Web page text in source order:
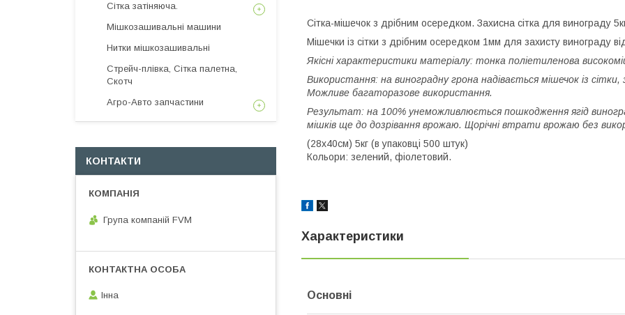
Сітка-мішечок з дрібним осередком. Захисна сітка для винограду
Мішечки із сітки з дрібним осередком 1мм для захисту винограду
Якісні характеристики матеріалу: тонка поліетиленова
Використання: на виноградну грона надівається мішечок із
Можливе багаторазове використання.
Результат: на 100% унеможливлюється пошкодження ягід
мішків ще до дозрівання врожаю. Щорічні втрати врожаю без
(28х40см) 5кг (в упаковці 500 штук)
Кольори: зелений, фіолетовий.
Характеристики
Основні
Сітка затіняюча.
Мішкозашивальні машини
Нитки мішкозашивальні
Стрейч-плівка, Сітка палетна,
Скотч
Агро-Авто запчастини
КОНТАКТИ
Група компаній FVM
Інна